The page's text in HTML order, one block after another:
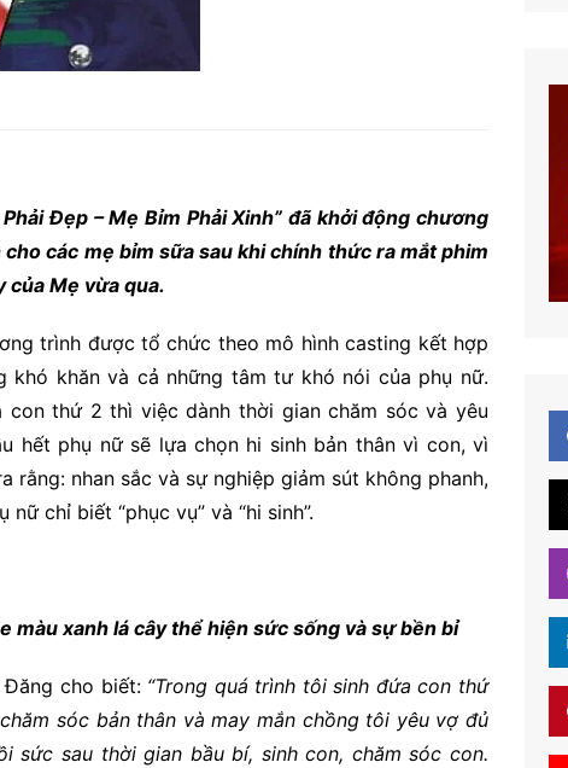
Đẹp – Mẹ Bỉm Phải Xinh” đã khởi động chương
cho các mẹ bỉm sữa sau khi chính thức ra mắt phim
của Mẹ vừa qua.
trình được tổ chức theo mô hình casting kết hợp
khó khăn và cả những tâm tư khó nói của phụ nữ.
thứ 2 thì việc dành thời gian chăm sóc và yêu
hết phụ nữ sẽ lựa chọn hi sinh bản thân vì con, vì
rằng: nhan sắc và sự nghiệp giảm sút không phanh,
chỉ biết “phục vụ” và “hi sinh”.
xanh lá cây thể hiện sức sống và sự bền bỉ
Đăng cho biết:“Trong quá trình tôi sinh đứa con thứ
sóc bản thân và may mắn chồng tôi yêu vợ đủ
sức sau thời gian bầu bí, sinh con, chăm sóc con.